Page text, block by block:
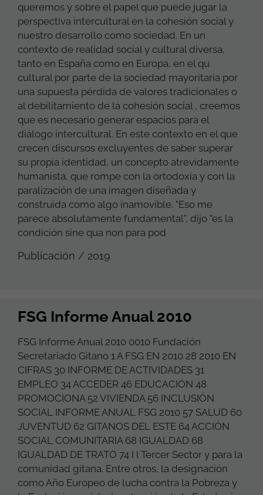
queremos y sobre el papel que puede jugar la
perspectiva intercultural en la cohesión social y
nuestro desarrollo como sociedad. En un
contexto de realidad social y cultural diversa,
tanto en España como en Europa, en el qu
cultural por parte de la sociedad mayoritaria por
una supuesta pérdida de valores tradicionales o
al debilitamiento de la cohesión social , creemos
que es necesario generar espacios para el
diálogo intercultural. En este contexto en el que
crecen discursos excluyentes de saber superar
su propia identidad, un concepto atrevidamente
humanista, que rompe con la ortodoxia y con la
paralización de una imagen diseñada y
construida como algo inamovible. "Eso me
parece absolutamente fundamental", dijo "es la
condición sine qua non para pod
Publicación / 2019
FSG Informe Anual 2010
FSG Informe Anual 2010 0010 Fundación
Secretariado Gitano 1 A FSG EN 2010 28 2010 EN
CIFRAS 30 INFORME DE ACTIVIDADES 31
EMPLEO 34 ACCEDER 46 EDUCACIÓN 48
PROMOCIONA 52 VIVIENDA 56 INCLUSIÓN
SOCIAL INFORME ANUAL FSG 2010 57 SALUD 60
JUVENTUD 62 GITANOS DEL ESTE 64 ACCIÓN
SOCIAL COMUNITARIA 68 IGUALDAD 68
IGUALDAD DE TRATO 74 I l Tercer Sector y para la
comunidad gitana. Entre otros, la designación
como Año Europeo de lucha contra la Pobreza y